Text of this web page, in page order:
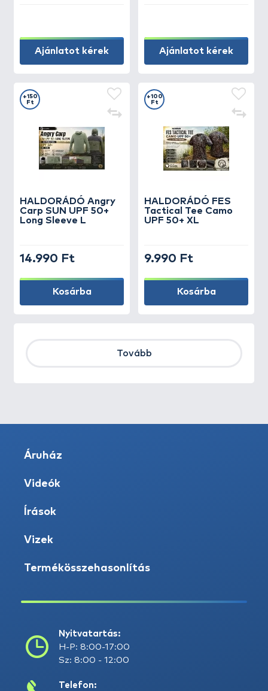
Ajánlatot kérek Ajánlatot kérek
HALDORÁDÓ Angry
Carp SUN UPF 50+
Long Sleeve L
+150
Ft
14.990 Ft
Kosárba
HALDORÁDÓ FES
Tactical Tee Camo
UPF 50+ XL
+100
Ft
9.990 Ft
Kosárba
Tovább
Áruház
Videók
Írások
Vizek
Termékösszehasonlítás
Nyitvatartás:
H-P: 8:00-17:00
Sz: 8:00 - 12:00
Telefon: